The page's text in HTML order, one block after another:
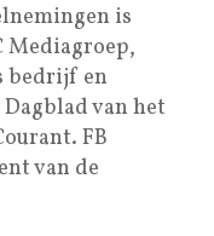
is
Mediagroep,
bedrijf en
van het
FB
van de